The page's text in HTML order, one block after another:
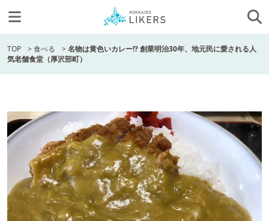
TOP >食べる >名物は黄色いカレー!? 創業明治30年、地元民に愛される人
気老舗食堂（厚沢部町）